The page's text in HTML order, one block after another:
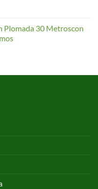
Plomada 30 Metroscon